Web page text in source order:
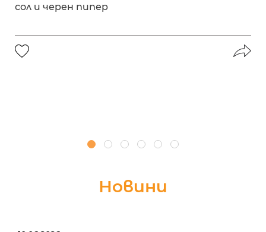
сол и черен пипер
Новини